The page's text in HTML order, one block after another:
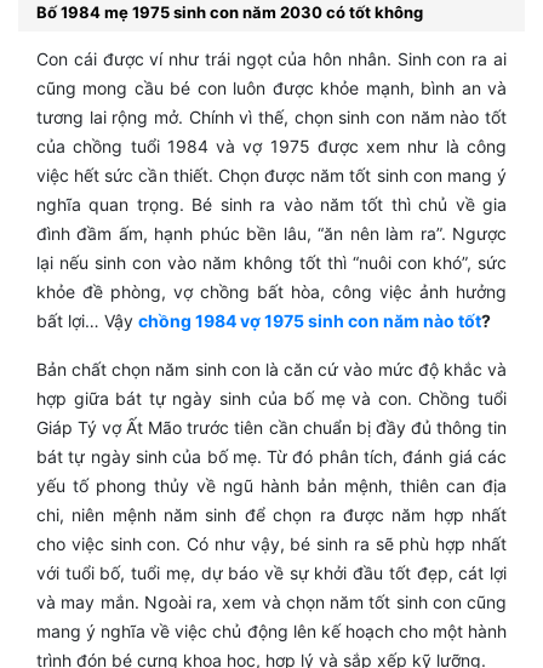
Bố 1984 mẹ 1975 sinh con năm 2030 có tốt không
Con cái được ví như trái ngọt của hôn nhân. Sinh con ra ai
cũng mong cầu bé con luôn được khỏe mạnh, bình an và
tương lai rộng mở. Chính vì thế, chọn sinh con năm nào tốt
của chồng tuổi 1984 và vợ 1975 được xem như là công
việc hết sức cần thiết. Chọn được năm tốt sinh con mang ý
nghĩa quan trọng. Bé sinh ra vào năm tốt thì chủ về gia
đình đầm ấm, hạnh phúc bền lâu, “ăn nên làm ra”. Ngược
lại nếu sinh con vào năm không tốt thì “nuôi con khó”, sức
khỏe đề phòng, vợ chồng bất hòa, công việc ảnh hưởng
bất lợi… Vậy chồng 1984 vợ 1975 sinh con năm nào tốt?
Bản chất chọn năm sinh con là căn cứ vào mức độ khắc và
hợp giữa bát tự ngày sinh của bố mẹ và con. Chồng tuổi
Giáp Tý vợ Ất Mão trước tiên cần chuẩn bị đầy đủ thông tin
bát tự ngày sinh của bố mẹ. Từ đó phân tích, đánh giá các
yếu tố phong thủy về ngũ hành bản mệnh, thiên can địa
chi, niên mệnh năm sinh để chọn ra được năm hợp nhất
cho việc sinh con. Có như vậy, bé sinh ra sẽ phù hợp nhất
với tuổi bố, tuổi mẹ, dự báo về sự khởi đầu tốt đẹp, cát lợi
và may mắn. Ngoài ra, xem và chọn năm tốt sinh con cũng
mang ý nghĩa về việc chủ động lên kế hoạch cho một hành
trình đón bé cưng khoa học, hợp lý và sắp xếp kỹ lưỡng.